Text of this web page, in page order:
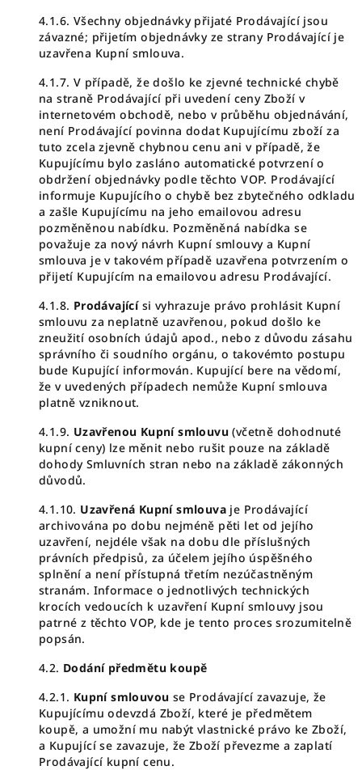
4.1.6. Všechny objednávky přijaté Prodávající jsou
závazné; přijetím objednávky ze strany Prodávající je
uzavřena Kupní smlouva.
4.1.7. V případě, že došlo ke zjevné technické chybě
na straně Prodávající při uvedení ceny Zboží v
internetovém obchodě, nebo v průběhu objednávání,
není Prodávající povinna dodat Kupujícímu zboží za
tuto zcela zjevně chybnou cenu ani v případě, že
Kupujícímu bylo zasláno automatické potvrzení o
obdržení objednávky podle těchto VOP. Prodávající
informuje Kupujícího o chybě bez zbytečného odkladu
a zašle Kupujícímu na jeho emailovou adresu
pozměněnou nabídku. Pozměněná nabídka se
považuje za nový návrh Kupní smlouvy a Kupní
smlouva je v takovém případě uzavřena potvrzením o
přijetí Kupujícím na emailovou adresu Prodávající.
4.1.8. Prodávajícísi vyhrazuje právo prohlásit Kupní
smlouvu za neplatně uzavřenou, pokud došlo ke
zneužití osobních údajů apod., nebo z důvodu zásahu
správního či soudního orgánu, o takovémto postupu
bude Kupující informován. Kupující bere na vědomí,
že v uvedených případech nemůže Kupní smlouva
platně vzniknout.
4.1.9. Uzavřenou Kupní smlouvu (včetně dohodnuté
kupní ceny) lze měnit nebo rušit pouze na základě
dohody Smluvních stran nebo na základě zákonných
důvodů.
4.1.10. Uzavřená Kupní smlouva je Prodávající
archivována po dobu nejméně pěti let od jejího
uzavření, nejdéle však na dobu dle příslušných
právních předpisů, za účelem jejího úspěšného
splnění a není přístupná třetím nezúčastněným
stranám. Informace o jednotlivých technických
krocích vedoucích k uzavření Kupní smlouvy jsou
patrné z těchto VOP, kde je tento proces srozumitelně
popsán.
4.2. Dodání předmětu koupě
4.2.1. Kupní smlouvou se Prodávající zavazuje, že
Kupujícímu odevzdá Zboží, které je předmětem
koupě, a umožní mu nabýt vlastnické právo ke Zboží,
a Kupující se zavazuje, že Zboží převezme a zaplatí
Prodávající kupní cenu.